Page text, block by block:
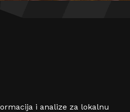
i analize za lokalnu